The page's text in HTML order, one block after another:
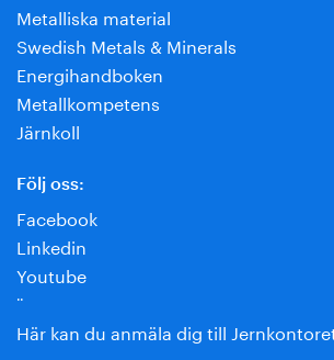
Metalliska material
Swedish Metals & Minerals
Energihandboken
Metallkompetens
Järnkoll
Följ oss:
Facebook
Linkedin
Youtube
¨
Här kan du anmäla dig till